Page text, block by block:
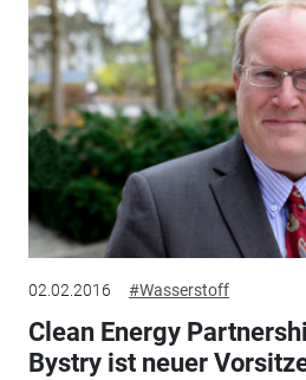
02.02.2016 #Wasserstoff
Clean Energy
Bystry ist neuer